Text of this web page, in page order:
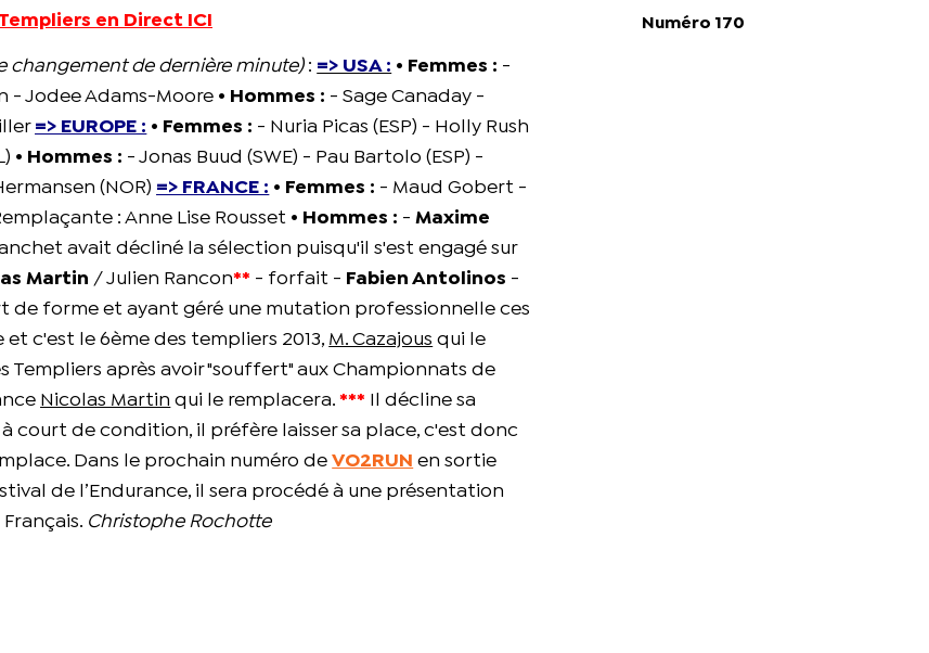
en Direct ICI
changement de dernière minute): => USA : • Femmes : -
- Jodee Adams-Moore • Hommes : - Sage Canaday -
=> EUROPE : • Femmes : - Nuria Picas (ESP) - Holly Rush
• Hommes : - Jonas Buud (SWE) - Pau Bartolo (ESP) -
(NOR) => FRANCE : • Femmes : - Maud Gobert -
: Anne Lise Rousset • Hommes : -Maxime
avait décliné la sélection puisqu'il s'est engagé sur
Martin / Julien Rancon** - forfait - Fabien Antolinos -
de forme et ayant géré une mutation professionnelle ces
c'est le 6ème des templiers 2013, M. Cazajous qui le
Templiers après avoir "souffert" aux Championnats de
Nicolas Martin qui le remplacera.*** Il décline sa
court de condition, il préfère laisser sa place, c'est donc
Dans le prochain numéro deVO2RUN en sortie
de l’Endurance, il sera procédé à une présentation
Christophe Rochotte
Numéro 170